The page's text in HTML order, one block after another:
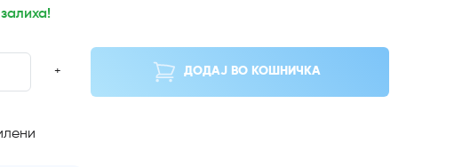
+ ДОДАЈ ВО КОШНИЧКА